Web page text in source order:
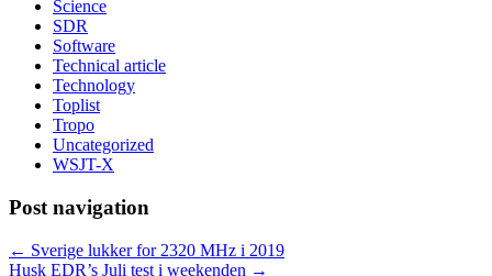
Science
SDR
Software
Technical article
Technology
Toplist
Tropo
Uncategorized
WSJT-X
Post navigation
← Sverige lukker for 2320 MHz i 2019
Husk EDR’s Juli test i weekenden →